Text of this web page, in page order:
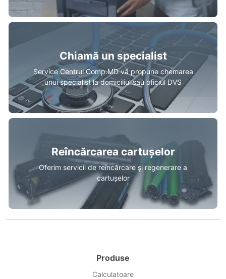
Chiamă un specialist
Service Centrul Comp.MD vă propune chemarea
unui specialist la domiciliul sau oficiul DVS
Reîncărcarea cartușelor
Oferim servicii de reîncărcare și regenerare a
cartușelor
Produse
Calculatoare